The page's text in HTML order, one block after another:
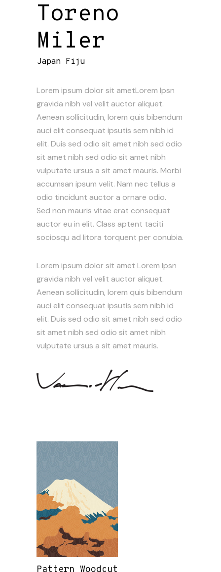
Toreno
Miler
Japan Fiju
Lorem ipsum dolor sit ametLorem Ipsn
gravida nibh vel velit auctor aliquet.
Aenean sollicitudin, lorem quis bibendum
auci elit consequat ipsutis sem nibh id
elit. Duis sed odio sit amet nibh sed odio
sit amet nibh sed odio sit amet nibh
vulputate ursus a sit amet mauris. Morbi
accumsan ipsum velit. Nam nec tellus a
odio tincidunt auctor a ornare odio.
Sed non mauris vitae erat consequat
auctor eu in elit. Class aptent taciti
sociosqu ad litora torquent per conubia.
Lorem ipsum dolor sit amet Lorem Ipsn
gravida nibh vel velit auctor aliquet.
Aenean sollicitudin, lorem quis bibendum
auci elit consequat ipsutis sem nibh id
elit. Duis sed odio sit amet nibh sed odio
sit amet nibh sed odio sit amet nibh
vulputate ursus a sit amet mauris.